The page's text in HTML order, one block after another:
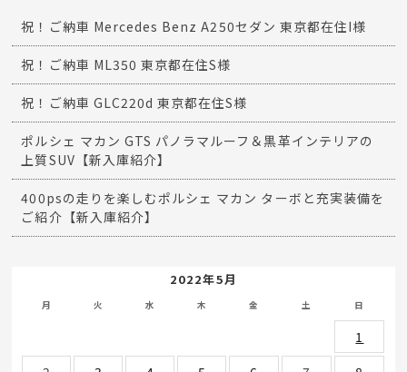
祝！ご納車 Mercedes Benz A250セダン 東京都在住I様
祝！ご納車 ML350 東京都在住S様
祝！ご納車 GLC220d 東京都在住S様
ポルシェ マカン GTS パノラマルーフ＆黒革インテリアの
上質SUV【新入庫紹介】
400psの走りを楽しむポルシェ マカン ターボと充実装備を
ご紹介【新入庫紹介】
2022年5月
月 火 水 木 金 土 日
1